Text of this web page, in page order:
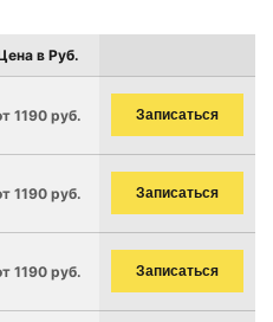
в Руб.
1190 руб. Записаться
1190 руб. Записаться
1190 руб. Записаться